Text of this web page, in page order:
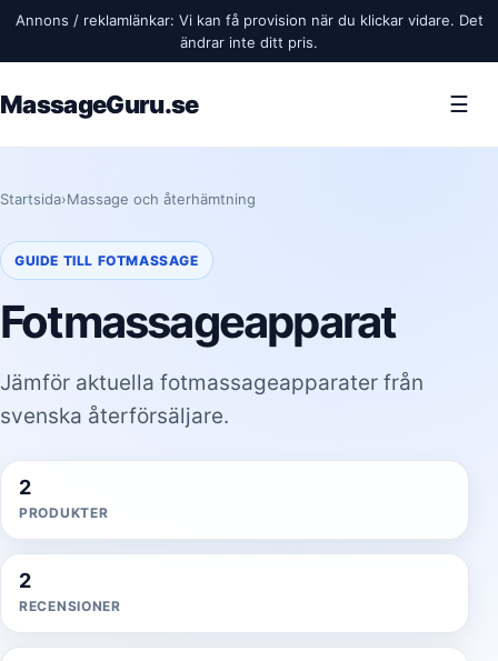
Annons / reklamlänkar: Vi kan få provision när du klickar vidare. Det
ändrar inte ditt pris.
MassageGuru.se ☰
Startsida›Massage och återhämtning
GUIDE TILL FOTMASSAGE
Fotmassageapparat
Jämför aktuella fotmassageapparater från
svenska återförsäljare.
2
PRODUKTER
2
RECENSIONER